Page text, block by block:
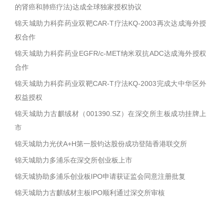
的肾癌和肺癌疗法)达成全球独家授权协议
锦天城助力科弈药业双靶CAR-T疗法KQ-2003再次达成海外授
权合作
锦天城助力科弈药业EGFR/c-MET纳米双抗ADC达成海外授权
合作
锦天城助力科弈药业双靶CAR-T疗法KQ-2003完成大中华区外
权益授权
锦天城助力古麒绒材（001390.SZ）在深交所主板成功挂牌上
市
锦天城助力光伏A+H第一股钧达股份成功登陆香港联交所
锦天城助力多浦乐在深交所创业板上市
锦天城协助多浦乐创业板IPO申请获证监会同意注册批复
锦天城助力古麒绒材主板IPO顺利通过深交所审核